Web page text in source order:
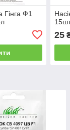
Гінга Ф1
25